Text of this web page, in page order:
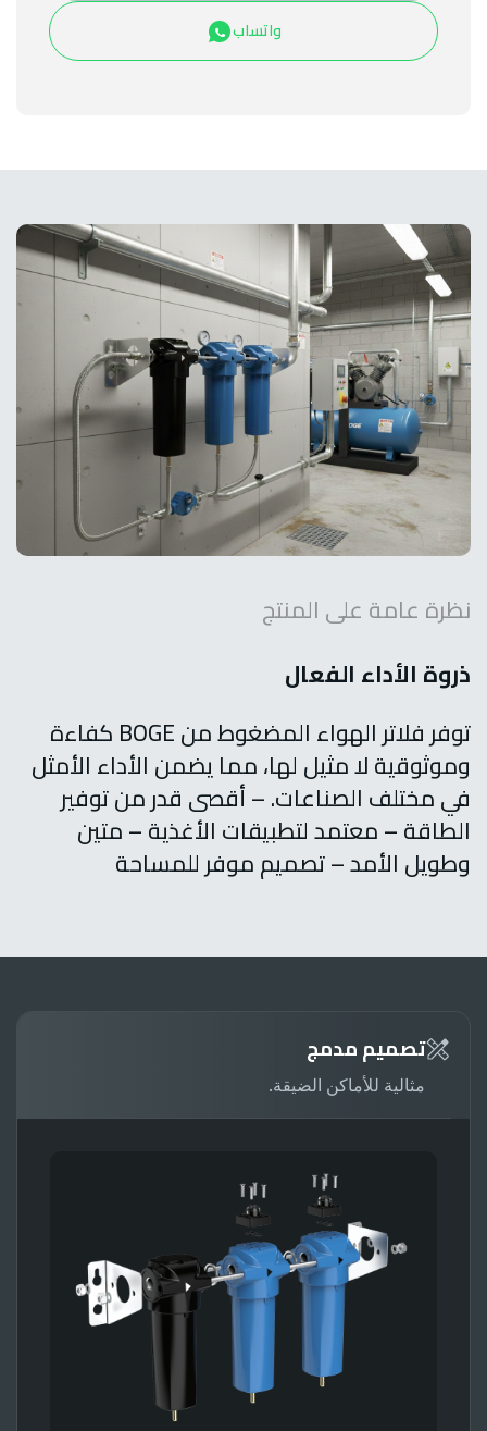
واتساب
نظرة عامة على المنتج
ذروة الأداء الفعال
توفر فلاتر الهواء المضغوط من BOGE كفاءة
وموثوقية لا مثيل لها، مما يضمن الأداء الأمثل
في مختلف الصناعات.– أقصى قدر من توفير
الطاقة– معتمد لتطبيقات الأغذية– متين
وطويل الأمد– تصميم موفر للمساحة
تصميم مدمج
مثالية للأماكن الضيقة.